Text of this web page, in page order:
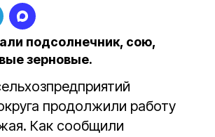
подсолнечник, сою,
зерновые.
продолжили работу
Как сообщили